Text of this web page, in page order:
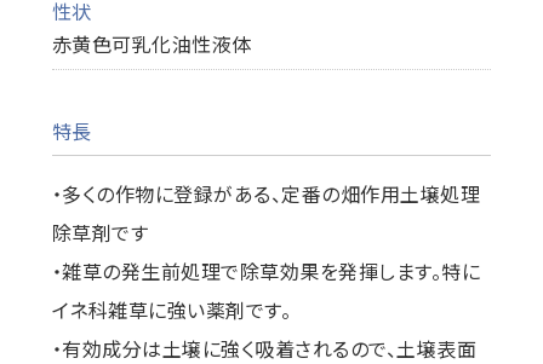
性状
赤黄色可乳化油性液体
特長
・多くの作物に登録がある、定番の畑作用土壌処理
除草剤です
・雑草の発生前処理で除草効果を発揮します。特に
イネ科雑草に強い薬剤です。
・有効成分は土壌に強く吸着されるので、土壌表面